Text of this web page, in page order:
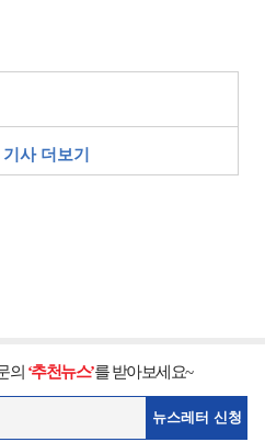
사 더보기
의 ‘추천뉴스’를 받아보세요~
뉴스레터 신청